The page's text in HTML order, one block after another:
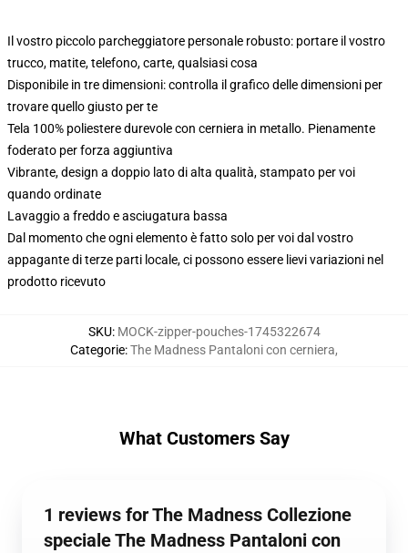
Il vostro piccolo parcheggiatore personale robusto: portare il vostro
trucco, matite, telefono, carte, qualsiasi cosa
Disponibile in tre dimensioni: controlla il grafico delle dimensioni per
trovare quello giusto per te
Tela 100% poliestere durevole con cerniera in metallo. Pienamente
foderato per forza aggiuntiva
Vibrante, design a doppio lato di alta qualità, stampato per voi
quando ordinate
Lavaggio a freddo e asciugatura bassa
Dal momento che ogni elemento è fatto solo per voi dal vostro
appagante di terze parti locale, ci possono essere lievi variazioni nel
prodotto ricevuto
SKU: MOCK-zipper-pouches-1745322674
Categorie:The Madness Pantaloni con cerniera,
What Customers Say
1 reviews for The Madness Collezione
speciale The Madness Pantaloni con